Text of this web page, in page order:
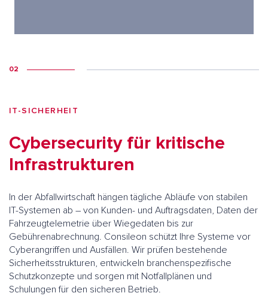
02
IT-SICHERHEIT
Cybersecurity für kritische
Infrastrukturen
In der Abfallwirtschaft hängen tägliche Abläufe von stabilen
IT-Systemen ab – von Kunden- und Auftragsdaten, Daten der
Fahrzeugtelemetrie über Wiegedaten bis zur
Gebührenabrechnung. Consileon schützt Ihre Systeme vor
Cyberangriffen und Ausfällen. Wir prüfen bestehende
Sicherheitsstrukturen, entwickeln branchenspezifische
Schutzkonzepte und sorgen mit Notfallplänen und
Schulungen für den sicheren Betrieb.